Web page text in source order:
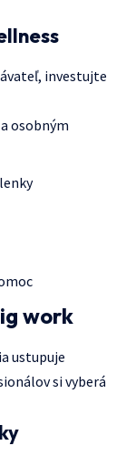
investujte
osobným
work
ustupuje
si vyberá